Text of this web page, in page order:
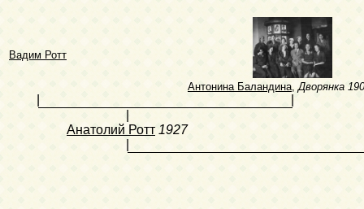
Вадим Ротт
Антонина Баландина Дворянка
Анатолий Ротт 1927